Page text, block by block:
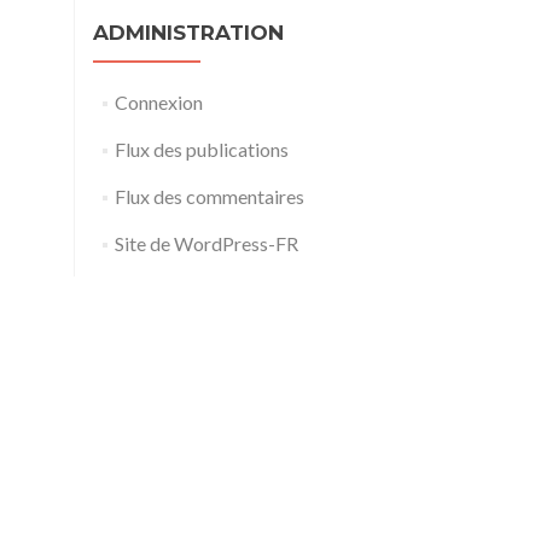
ADMINISTRATION
Connexion
Flux des publications
Flux des commentaires
Site de WordPress-FR